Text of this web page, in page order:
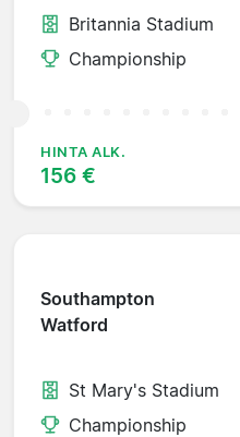
Britannia Stadium
Championship
HINTA ALK.
156 €
Southampton
Watford
St Mary's Stadium
Championship